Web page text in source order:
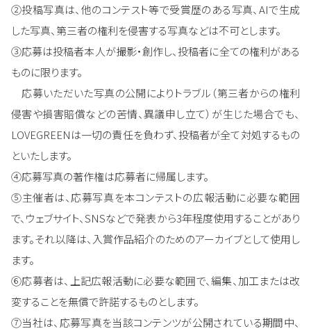
②投稿写真は、他のコンテスト等で受賞歴のある写真、AIで生成
した写真、第三者の権利を侵害する写真などは不可とします。
③応募は投稿者本人が撮影・創作し、投稿者に全ての権利がある
ものに限ります。
応募いただいた写真の公開によりトラブル（第三者からの権利
侵害や損害賠償などの苦情、異議申し立て）が生じた場合でも、
LOVEGREENは一切の責任を負わず、投稿者が全て対処するもの
といたします。
④応募写真の著作権は応募者に帰属します。
⑤主催者は、応募写真を本コンテストの広報活動に必要な範囲
で、ウェブサイト、SNSなどで発表から3年程度使用することがあり
ます。それ以降は、入賞作品紹介のためのアーカイブとして使用し
ます。
⑥応募者は、上記広報活動に必要な範囲で、編集、加工または改
変することを無償で許諾するものとします。
⑦当社は、応募写真を当該コンテンツが公開されている期間中、